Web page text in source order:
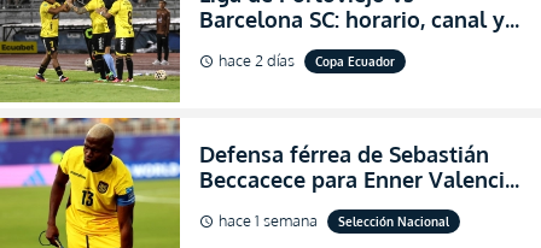
Barcelona SC: horario, canal y
dónde ver EN VIVO los octavos
de final de la Copa Ecuador
schedule hace 2 días Copa Ecuador
Defensa férrea de Sebastián
Beccacece para Enner Valencia
al indicar que era el hombre
indicado para Ecuador
schedule hace 1 semana Selección Nacional